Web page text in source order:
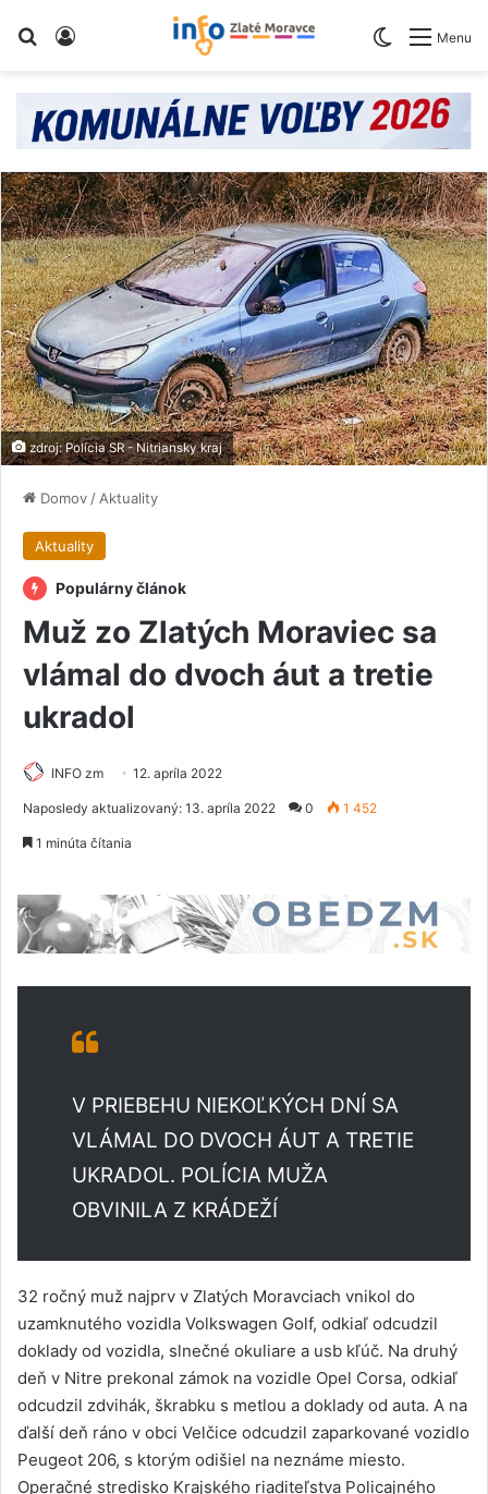
Vyhľadaj Menu
Switch skin
zdroj: Polícia SR - Nitriansky kraj
Domov / Aktuality
Aktuality
Populárny článok
Muž zo Zlatých Moraviec sa
vlámal do dvoch áut a tretie
ukradol
INFO zm 12. apríla 2022
Naposledy aktualizovaný: 13. apríla 2022 0 1 452
1 minúta čítania
V PRIEBEHU NIEKOĽKÝCH DNÍ SA
VLÁMAL DO DVOCH ÁUT A TRETIE
UKRADOL. POLÍCIA MUŽA
OBVINILA Z KRÁDEŽÍ
32 ročný muž najprv v Zlatých Moravciach vnikol do
uzamknutého vozidla Volkswagen Golf, odkiaľ odcudzil
doklady od vozidla, slnečné okuliare a usb kľúč. Na druhý
deň v Nitre prekonal zámok na vozidle Opel Corsa, odkiaľ
odcudzil zdvihák, škrabku s metlou a doklady od auta. A na
ďalší deň ráno v obci Velčice odcudzil zaparkované vozidlo
Peugeot 206, s ktorým odišiel na neznáme miesto.
Operačné stredisko Krajského riaditeľstva Policajného